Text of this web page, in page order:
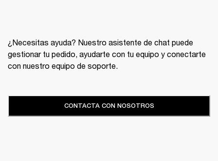
¿Necesitas ayuda? Nuestro asistente de chat puede
gestionar tu pedido, ayudarte con tu equipo y conectarte
con nuestro equipo de soporte.
CONTACTA CON NOSOTROS